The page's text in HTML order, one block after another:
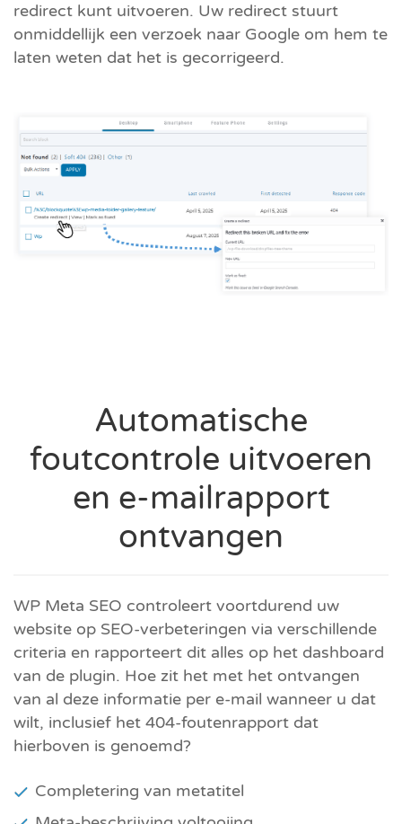
redirect kunt uitvoeren. Uw redirect stuurt
onmiddellijk een verzoek naar Google om hem te
laten weten dat het is gecorrigeerd.
Automatische
foutcontrole uitvoeren
en e-mailrapport
ontvangen
WP Meta SEO controleert voortdurend uw
website op SEO-verbeteringen via verschillende
criteria en rapporteert dit alles op het dashboard
van de plugin. Hoe zit het met het ontvangen
van al deze informatie per e-mail wanneer u dat
wilt, inclusief het 404-foutenrapport dat
hierboven is genoemd?
Completering van metatitel